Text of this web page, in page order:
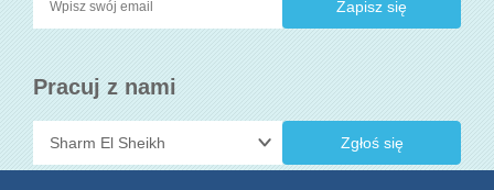
Pracuj z nami
Zgłoś się